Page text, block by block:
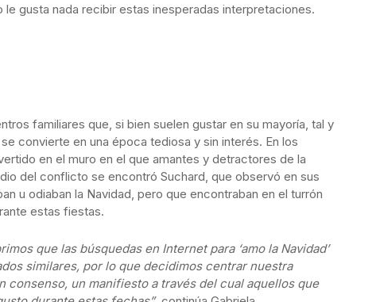
gusta nada recibir estas inesperadas interpretaciones.
familiares que, si bien suelen gustar en su mayoría, tal y
convierte en una época tediosa y sin interés. En los
en el muro en el que amantes y detractores de la
del conflicto se encontró Suchard, que observó en sus
u odiaban la Navidad, pero que encontraban en el turrón
estas fiestas.
que las búsquedas en Internet para ‘amo la Navidad’
similares, por lo que decidimos centrar nuestra
consenso, un manifiesto a través del cual aquellos que